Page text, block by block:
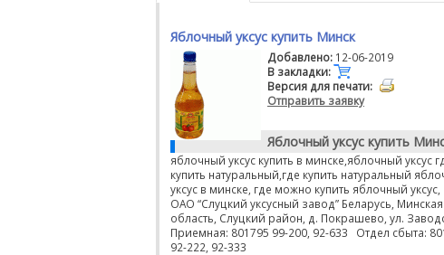
Яблочный уксус купить Минск
Добавлено: 12-06-2019
В закладки:
Версия для печати:
Отправить заявку
Яблочный уксус купить
яблочный уксус купить в минске,яблочный уксус
купить натуральный,где купить натуральный
уксус в минске, где можно купить яблочный уксус,
ОАО “Слуцкий уксусный завод” Беларусь, Минская
область, Слуцкий район, д. Покрашево, ул.
Приемная: 801795 99-200, 92-633 Отдел сбыта:
92-222, 92-333